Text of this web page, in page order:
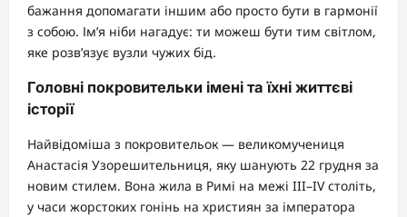
бажання допомагати іншим або просто бути в гармонії
з собою. Ім’я ніби нагадує: ти можеш бути тим світлом,
яке розв’язує вузли чужих бід.
Головні покровительки імені та їхні життєві
історії
Найвідоміша з покровительок — великомучениця
Анастасія Узорешительниця, яку шанують 22 грудня за
новим стилем. Вона жила в Римі на межі III–IV століть,
у часи жорстоких гонінь на християн за імператора